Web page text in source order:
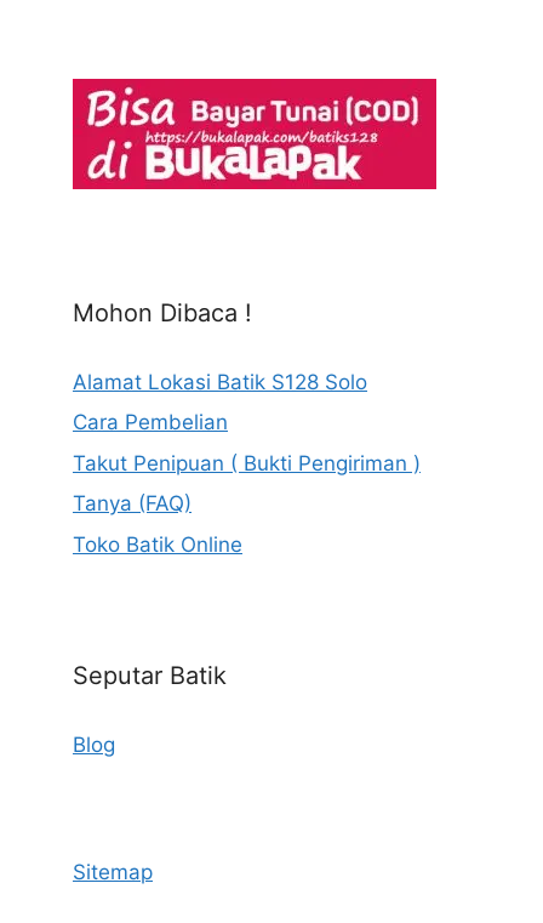
Mohon Dibaca !
Alamat Lokasi Batik S128 Solo
Cara Pembelian
Takut Penipuan ( Bukti Pengiriman )
Tanya (FAQ)
Toko Batik Online
Seputar Batik
Blog
Sitemap